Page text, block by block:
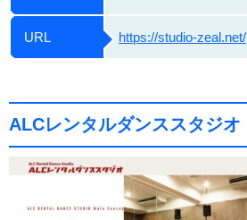
URL https://studio-zeal.net/
ALCレンタルダンススタジオ